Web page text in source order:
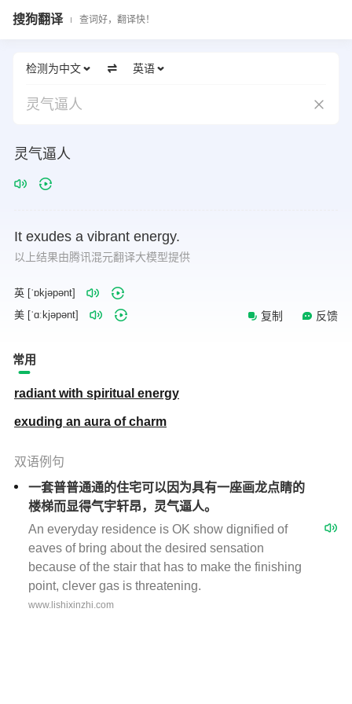
搜狗翻译 查词好，翻译快！
检测为中文 英语
灵气逼人
灵气逼人
It exudes a vibrant energy.
以上结果由腾讯混元翻译大模型提供
英 [ˈɒkjəpənt]
美 [ˈɑːkjəpənt]
复制 反馈
常用
radiant with spiritual energy
exuding an aura of charm
双语例句
一套普普通通的住宅可以因为具有一座画龙点睛的
楼梯而显得气宇轩昂，灵气逼人。
An everyday residence is OK show dignified of
eaves of bring about the desired sensation
because of the stair that has to make the finishing
point, clever gas is threatening.
www.lishixinzhi.com